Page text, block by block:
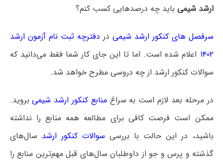
ارشد شیمی باید چه درصدهایی کسب کنم؟
سرفصل های کنکور ارشد شیمی در دفترچه ثبت نام آزمون ارشد
۱۴۰۲ اعلام شده است. اما تا این جای کار شما فقط می‌دانید که
سوالات کنکور ارشد از چه دروسی مطرح خواهد شد.
در مرحله بعد لازم است به سراغمنابع کنکور ارشد شیمیبروید.
ممکن است فرصت کافی برای مطالعه همه منابع را نداشته
باشید، در این حالت با بررسی سوالات کنکور ارشد سال‌های
گذشته و پرس و جو از داوطلبان سال‌های قبل مهم‌ترین منابع را